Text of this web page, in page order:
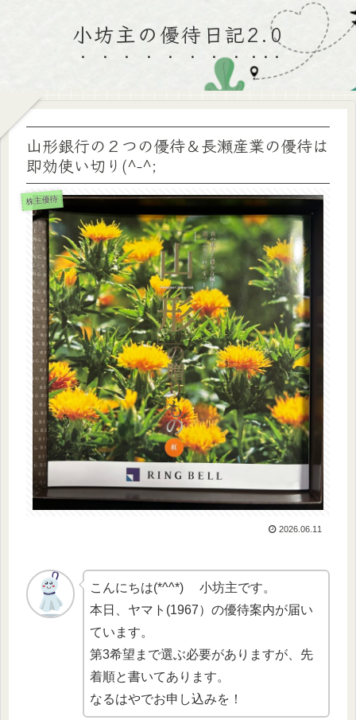
小坊主の優待日記2.0
山形銀行の２つの優待＆長瀬産業の優待は
即効使い切り(^-^;
株主優待
2026.06.11
こんにちは(*^^*) 小坊主です。
本日、ヤマト(1967）の優待案内が届い
ています。
第3希望まで選ぶ必要がありますが、先
着順と書いてあります。
なるはやでお申し込みを！